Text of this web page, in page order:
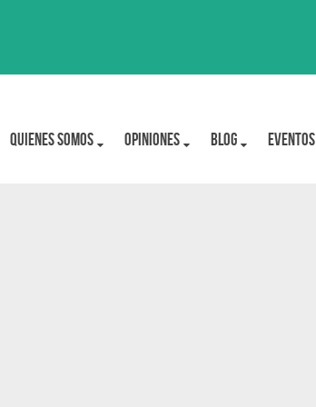
Quienes Somos OPINIONES BLOG Eventos